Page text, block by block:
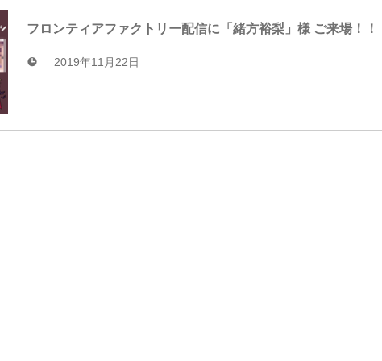
フロンティアファクトリー配信に「緒方裕梨」様 ご来場！！
2019年11月22日